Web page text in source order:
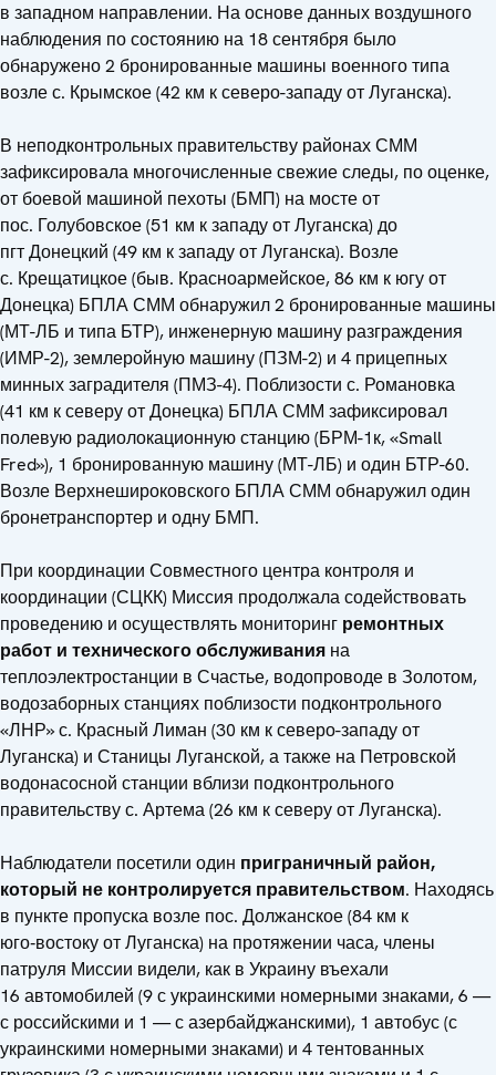
в западном направлении. На основе данных воздушного
наблюдения по состоянию на 18 сентября было
обнаружено 2 бронированные машины военного типа
возле с. Крымское (42 км к северо-западу от Луганска).
В неподконтрольных правительству районах СММ
зафиксировала многочисленные свежие следы, по оценке,
от боевой машиной пехоты (БМП) на мосте от
пос. Голубовское (51 км к западу от Луганска) до
пгт Донецкий (49 км к западу от Луганска). Возле
с. Крещатицкое (быв. Красноармейское, 86 км к югу от
Донецка) БПЛА СММ обнаружил 2 бронированные машины
(МТ-ЛБ и типа БТР), инженерную машину разграждения
(ИМР-2), землеройную машину (ПЗМ-2) и 4 прицепных
минных заградителя (ПМЗ-4). Поблизости с. Романовка
(41 км к северу от Донецка) БПЛА СММ зафиксировал
полевую радиолокационную станцию (БРМ-1к, «Small
Fred»), 1 бронированную машину (МТ-ЛБ) и один БТР-60.
Возле Верхнешироковского БПЛА СММ обнаружил один
бронетранспортер и одну БМП.
При координации Совместного центра контроля и
координации (СЦКК) Миссия продолжала содействовать
проведению и осуществлять мониторинг ремонтных
работ и технического обслуживания на
теплоэлектростанции в Счастье, водопроводе в Золотом,
водозаборных станциях поблизости подконтрольного
«ЛНР» с. Красный Лиман (30 км к северо-западу от
Луганска) и Станицы Луганской, а также на Петровской
водонасосной станции вблизи подконтрольного
правительству с. Артема (26 км к северу от Луганска).
Наблюдатели посетили один приграничный район,
который не контролируется правительством. Находясь
в пункте пропуска возле пос. Должанское (84 км к
юго‑востоку от Луганска) на протяжении часа, члены
патруля Миссии видели, как в Украину въехали
16 автомобилей (9 с украинскими номерными знаками, 6 —
с российскими и 1 — с азербайджанскими), 1 автобус (с
украинскими номерными знаками) и 4 тентованных